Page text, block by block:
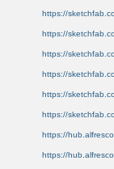
https://
https://
https://
https://
https://
https://
https://
https://